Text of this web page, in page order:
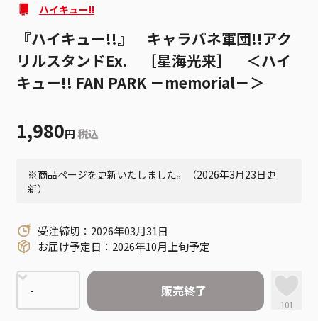
ハイキュー!!
『ハイキュー!!』 キャラパネ軍団!!アク
リルスタンドEx. ［星海光来］ ＜ハイ
キュー!! FAN PARK －memorial－＞
1,980円 税込
※商品ページを更新いたしました。（2026年3月23日更
新）
受注締切：2026年03月31日
お届け予定日：2026年10月上旬予定
販売終了
101